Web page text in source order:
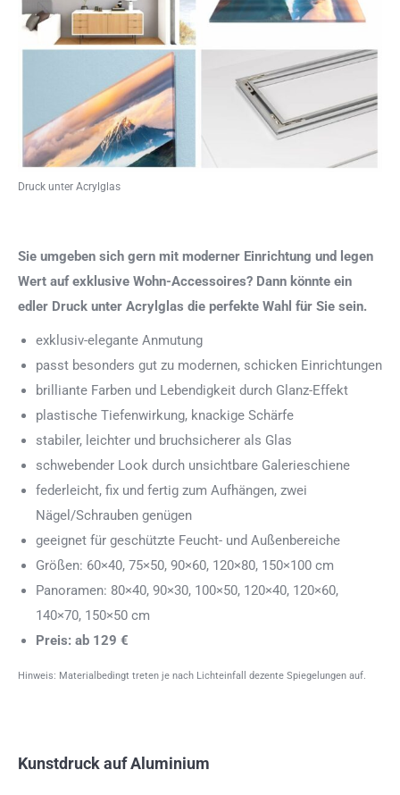
Druck unter Acrylglas
Sie umgeben sich gern mit moderner Einrichtung und legen
Wert auf exklusive Wohn-Accessoires? Dann könnte ein
edler Druck unter Acrylglas die perfekte Wahl für Sie sein.
exklusiv-elegante Anmutung
passt besonders gut zu modernen, schicken Einrichtungen
brilliante Farben und Lebendigkeit durch Glanz-Effekt
plastische Tiefenwirkung, knackige Schärfe
stabiler, leichter und bruchsicherer als Glas
schwebender Look durch unsichtbare Galerieschiene
federleicht, fix und fertig zum Aufhängen, zwei
Nägel/Schrauben genügen
geeignet für geschützte Feucht- und Außenbereiche
Größen: 60×40, 75×50, 90×60, 120×80, 150×100 cm
Panoramen: 80×40, 90×30, 100×50, 120×40, 120×60,
140×70, 150×50 cm
Preis: ab 129 €
Hinweis: Materialbedingt treten je nach Lichteinfall dezente Spiegelungen auf.
Kunstdruck auf Aluminium